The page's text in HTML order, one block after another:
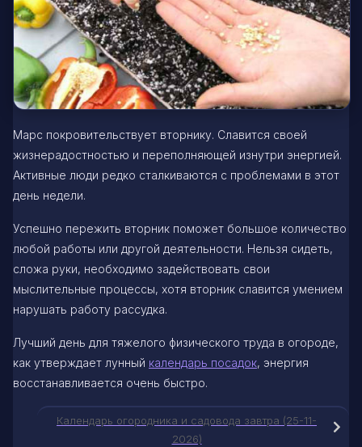
Марс покровительствует вторнику. Славится своей
жизнерадостностью и переполняющей изнутри энергией.
Активные люди редко сталкиваются с проблемами в этот
день недели.
Успешно пережить вторник поможет большое количество
любой работы или другой деятельности. Нельзя сидеть,
сложа руки, необходимо задействовать свои
мыслительные процессы, хотя вторник славится умением
нарушать работу рассудка.
Лучший день для тяжелого физического труда в огороде,
как утверждает лунный календарь посадок, энергия
восстанавливается очень быстро.
Календарь огородника и садовода завтра (25-11-
2026)